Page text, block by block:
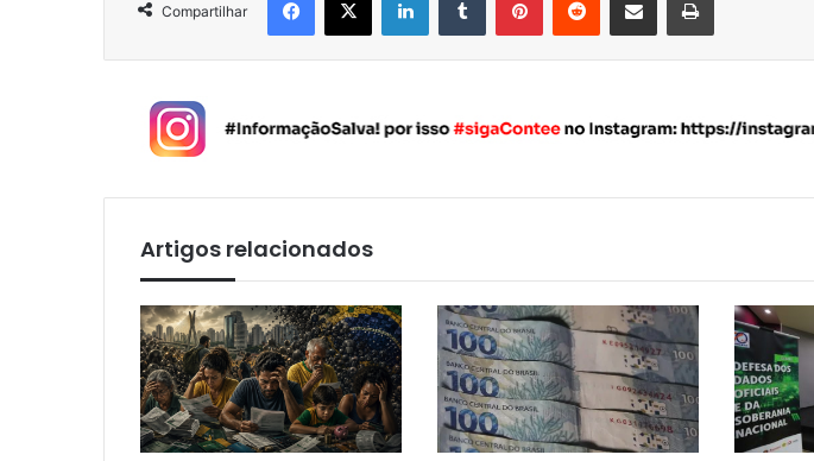
Compartilhar
Artigos relacionados